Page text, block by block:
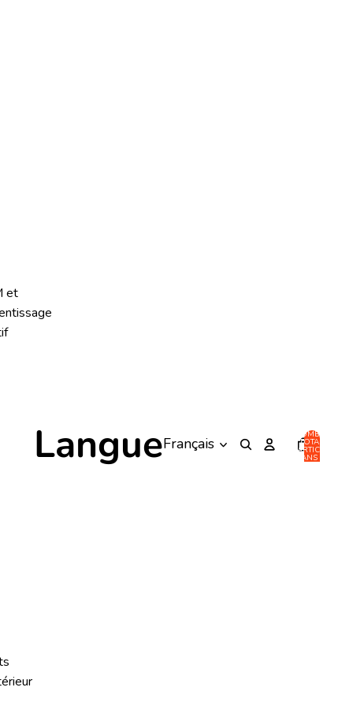
et
Langue NOMBRE
TOTAL
D’ARTICLES
DANS LE